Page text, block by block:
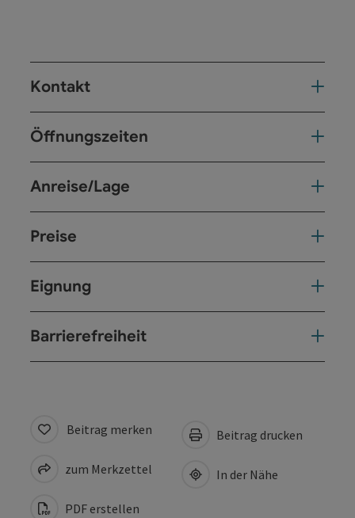
Kontakt
Öffnungszeiten
Anreise/Lage
Preise
Eignung
Barrierefreiheit
Beitrag merken
zum Merkzettel
PDF erstellen
Beitrag drucken
In der Nähe